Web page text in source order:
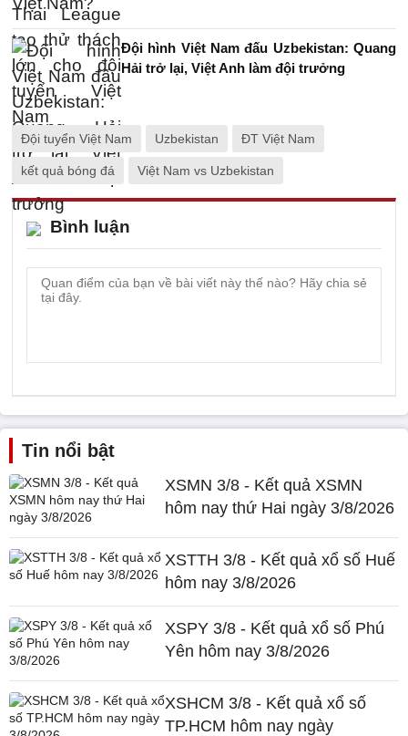
Đội hình Việt Nam đấu Uzbekistan: Quang
Hải trở lại, Việt Anh làm đội trưởng
Đội tuyển Việt Nam Uzbekistan ĐT Việt Nam
kết quả bóng đá Việt Nam vs Uzbekistan
Bình luận
Tin nổi bật
XSMN 3/8 - Kết quả XSMN
hôm nay thứ Hai ngày 3/8/2026
XSTTH 3/8 - Kết quả xổ số Huế
hôm nay 3/8/2026
XSPY 3/8 - Kết quả xổ số Phú
Yên hôm nay 3/8/2026
XSHCM 3/8 - Kết quả xổ số
TP.HCM hôm nay ngày